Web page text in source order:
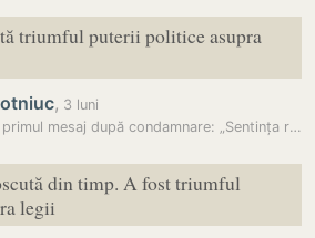
triumful puterii politice asupra
, 3 luni
Vlad Plahotniuc, primul mesaj după condamnare: „Sentința reprezintă…
din timp. A fost triumful
legii